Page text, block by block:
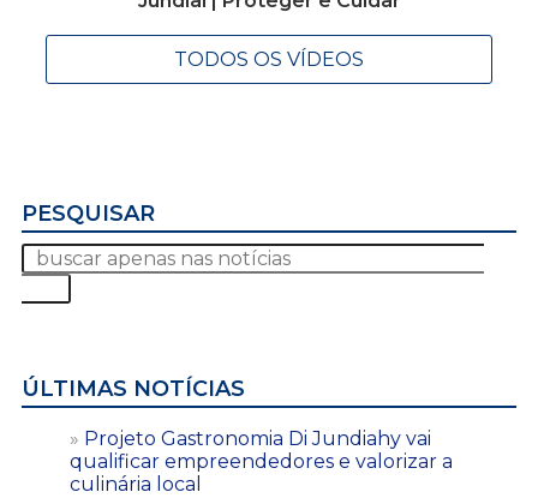
TODOS OS VÍDEOS
PESQUISAR
ÚLTIMAS NOTÍCIAS
Projeto Gastronomia Di Jundiahy vai
qualificar empreendedores e valorizar a
culinária local